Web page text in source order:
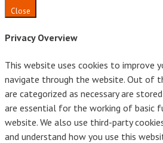
Close
Privacy Overview
This website uses cookies to improve
navigate through the website. Out of
are categorized as necessary are
are essential for the working of basic
website. We also use third-party
and understand how you use this